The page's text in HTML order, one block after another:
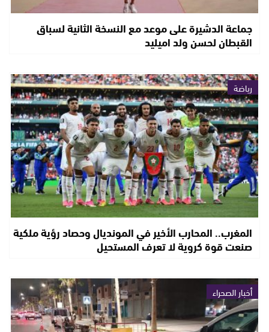
جماعة الدشيرة على موعد مع النسخة الثانية لسباق
القبطان لحسن ولد اميليد
رياضة
المغرب.. المحارب الأخير في المونديال وحصاد رؤية ملكية
صنعت قوة كروية لا تعرف المستحيل
أخبار الصحراء